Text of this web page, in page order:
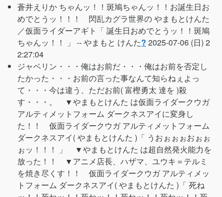
蒼井えりか ちゃんッ！！斑鳩ちゃんッ！！お誕生日お
めでとうッ！！！ 閃乱カグラ世界の やまもとけんた
／仮面ライダーアギト「 誕生日おめでとうッ！！斑鳩
ちゃんッ！！ 」 --やまもと けんた? 2025-07-06 (日) 2
2:27:04
ジャベリン・・・俺はお前だ・・・俺はお前を否定し
たかった・・・お前の言った事なんて知らねぇよっ
て・・・今は違う、ただお前( 富樫勇太 達を )殺
す・・・。 ▼やまもとけんた は仮面ライダークウガ
アルティメットフォーム ダークネスアイに変身し
た！！ 仮面ライダークウガ アルティメットフォーム
ダークネスアイ( やまもとけんた )「 うおぉぉぉおぉぉ
ぉッ！！！ 」 ▼やまもとけんた は超自然発火能力を
放った！！ ▼アニメ店長、ハザマ、ユウキ＝テルミ
を焼き尽くす！！ 仮面ライダークウガ アルティメッ
トフォーム ダークネスアイ( やまもとけんた )「 死ね